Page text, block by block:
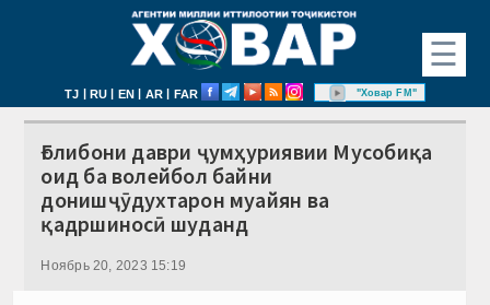
☰
TJ | RU | EN | AR | FAR "Ховар FM"
Ғолибони даври ҷумҳуриявии Мусобиқа
оид ба волейбол байни
донишҷӯдухтарон муайян ва
қадршиносӣ шуданд
Ноябрь 20, 2023 15:19